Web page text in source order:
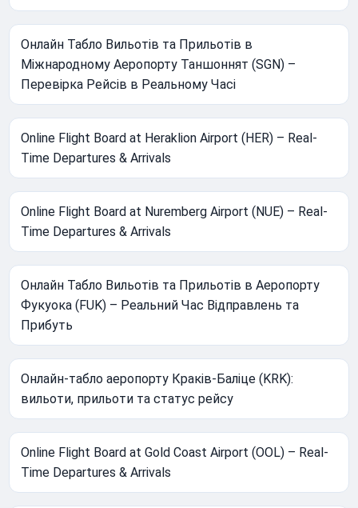
Онлайн Табло Вильотів та Прильотів в
Міжнародному Аеропорту Таншоннят (SGN) –
Перевірка Рейсів в Реальному Часі
Online Flight Board at Heraklion Airport (HER) – Real-
Time Departures & Arrivals
Online Flight Board at Nuremberg Airport (NUE) – Real-
Time Departures & Arrivals
Онлайн Табло Вильотів та Прильотів в Аеропорту
Фукуока (FUK) – Реальний Час Відправлень та
Прибуть
Онлайн-табло аеропорту Краків-Баліце (KRK):
вильоти, прильоти та статус рейсу
Online Flight Board at Gold Coast Airport (OOL) – Real-
Time Departures & Arrivals